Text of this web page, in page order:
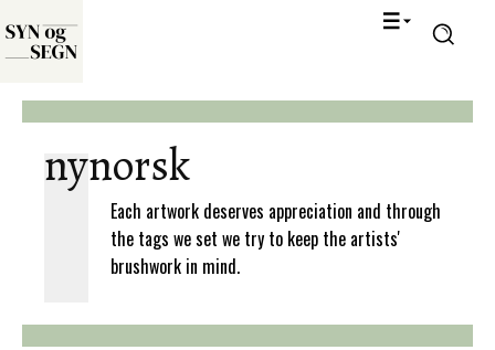
nynorsk
Each artwork deserves appreciation and through
the tags we set we try to keep the artists'
brushwork in mind.